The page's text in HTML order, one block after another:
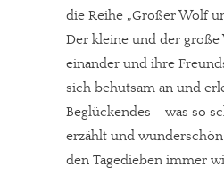
die Reihe „Großer Wolf
Der kleine und der
einander und ihre
sich behutsam an und
Beglückendes – was so
erzählt und
den Tagedieben immer